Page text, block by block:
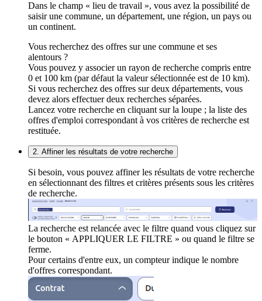
Dans le champ « lieu de travail », vous avez la possibilité de
saisir une commune, un département, une région, un pays ou
un continent.
Vous recherchez des offres sur une commune et ses
alentours ?
Vous pouvez y associer un rayon de recherche compris entre
0 et 100 km (par défaut la valeur sélectionnée est de 10 km).
Si vous recherchez des offres sur deux départements, vous
devez alors effectuer deux recherches séparées.
Lancez votre recherche en cliquant sur la loupe ; la liste des
offres d'emploi correspondant à vos critères de recherche est
restituée.
2. Affiner les résultats de votre recherche
Si besoin, vous pouvez affiner les résultats de votre recherche
en sélectionnant des filtres et critères présents sous les critères
de recherche.
La recherche est relancée avec le filtre quand vous cliquez sur
le bouton « APPLIQUER LE FILTRE » ou quand le filtre se
ferme.
Pour certains d'entre eux, un compteur indique le nombre
d'offres correspondant.